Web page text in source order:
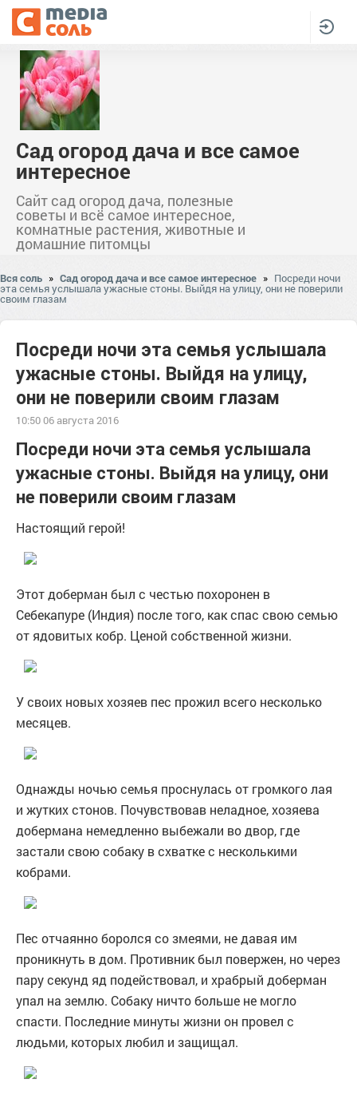
Сад огород дача и все самое
интересное
Сайт сад огород дача, полезные
советы и всё самое интересное,
комнатные растения, животные и
домашние питомцы
Вся соль » Сад огород дача и все самое интересное » Посреди ночи
эта семья услышала ужасные стоны. Выйдя на улицу, они не поверили
своим глазам
Посреди ночи эта семья услышала
ужасные стоны. Выйдя на улицу,
они не поверили своим глазам
10:50 06 августа 2016
Посреди ночи эта семья услышала
ужасные стоны. Выйдя на улицу, они
не поверили своим глазам
Настоящий герой!
Этот доберман был с честью похоронен в
Себекапуре (Индия) после того, как спас свою семью
от ядовитых кобр. Ценой собственной жизни.
У своих новых хозяев пес прожил всего несколько
месяцев.
Однажды ночью семья проснулась от громкого лая
и жутких стонов. Почувствовав неладное, хозяева
добермана немедленно выбежали во двор, где
застали свою собаку в схватке с несколькими
кобрами.
Пес отчаянно боролся со змеями, не давая им
проникнуть в дом. Противник был повержен, но через
пару секунд яд подействовал, и храбрый доберман
упал на землю. Собаку ничто больше не могло
спасти. Последние минуты жизни он провел с
людьми, которых любил и защищал.